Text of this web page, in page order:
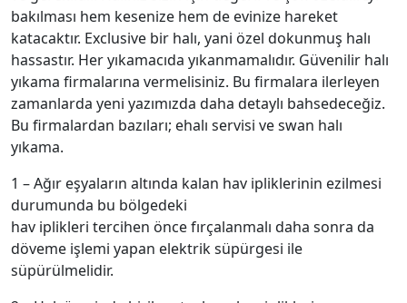
bakılması hem kesenize hem de evinize hareket
katacaktır. Exclusive bir halı, yani özel dokunmuş halı
hassastır. Her yıkamacıda yıkanmamalıdır. Güvenilir halı
yıkama firmalarına vermelisiniz. Bu firmalara ilerleyen
zamanlarda yeni yazımızda daha detaylı bahsedeceğiz.
Bu firmalardan bazıları; ehalı servisi ve swan halı
yıkama.
1 – Ağır eşyaların altında kalan hav ipliklerinin ezilmesi
durumunda bu bölgedeki
hav iplikleri tercihen önce fırçalanmalı daha sonra da
döveme işlemi yapan elektrik süpürgesi ile
süpürülmelidir.